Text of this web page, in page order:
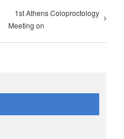
1st Athens Coloproctology
Meeting on